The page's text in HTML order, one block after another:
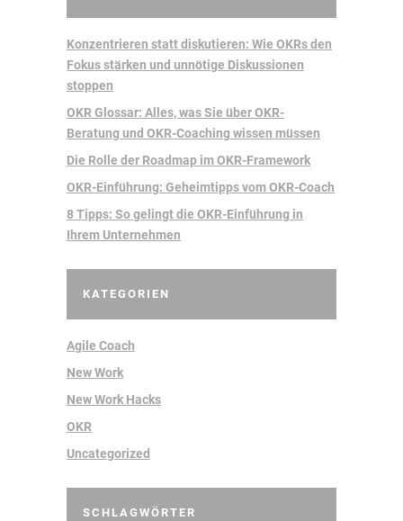
Konzentrieren statt diskutieren: Wie OKRs den
Fokus stärken und unnötige Diskussionen
stoppen
OKR Glossar: Alles, was Sie über OKR-
Beratung und OKR-Coaching wissen müssen
Die Rolle der Roadmap im OKR-Framework
OKR-Einführung: Geheimtipps vom OKR-Coach
8 Tipps: So gelingt die OKR-Einführung in
Ihrem Unternehmen
KATEGORIEN
Agile Coach
New Work
New Work Hacks
OKR
Uncategorized
SCHLAGWÖRTER